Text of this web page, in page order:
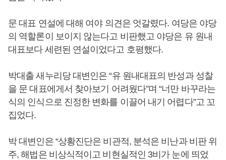
문 대표 연설에 대해 여야 의견은 엇갈렸다. 여당은 야당
의 역할론이 보이지 않는다고 비판했고 야당은 유 원내
대표보다 세련된 연설이었다고 호평했다.
박대출 새누리당 대변인은 “유 원내대표의 반성과 성찰
을 문 대표에게서 찾아보기 어려웠다”며 “너만 바꾸라는
식의 인식으로 진정한 변화를 이끌어 내기 어렵다”고 꼬
집었다.
박 대변인은 “상황진단은 비관적, 분석은 비난과 비판 위
주, 해법은 비상식적이고 비현실적인 3비가 눈에 띄었